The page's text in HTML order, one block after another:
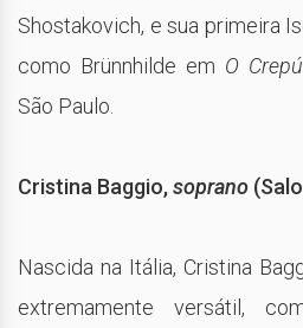
Shostakovich, e sua primeira
como Brünnhilde em O
São Paulo.
Cristina Baggio,soprano
Nascida na Itália, Cristina
extremamente versátil,